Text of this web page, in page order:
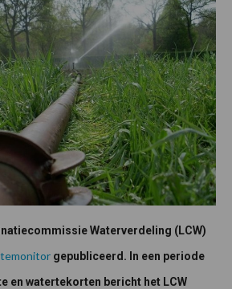
Waterverdeling (LCW)
gepubliceerd. In een periode
en watertekorten bericht het LCW